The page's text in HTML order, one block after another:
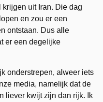
uit Iran. Die dag
en zou er een
ontstaan. Dus alle
er een degelijke
onderstrepen, alweer iets
media, namelijk dat de
liever kwijt zijn dan rijk. Ik